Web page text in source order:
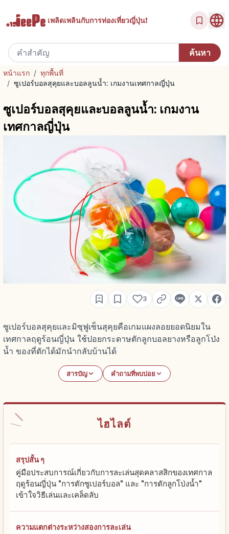
เพลิดเพลินกับการท่องเที่ยวญี่ปุ่น!
หน้าแรก / ทุกพื้นที่
/ ซูเปอร์บอลสุคุยและบอลลูนน้ำ: เกมงานเทศกาลญี่ปุ่น
ซูเปอร์บอลสุคุยและบอลลูนน้ำ: เกมงาน
เทศกาลญี่ปุ่น
3
ซูเปอร์บอลสุคุยและมิซุฟูเซ็นสุคุยคือเกมแผงลอยยอดนิยมใน
เทศกาลฤดูร้อนญี่ปุ่น ใช้ปอยกระดาษตักลูกบอลยางหรือลูกโป่ง
น้ำ ของที่ตักได้มักนำกลับบ้านได้
สารบัญ คำถามที่พบบ่อย
ไฮไลต์
สรุปสั้น ๆ
คู่มือประสบการณ์เกี่ยวกับการละเล่นสุดคลาสสิกของเทศกาล
ฤดูร้อนญี่ปุ่น "การตักซูเปอร์บอล" และ "การตักลูกโป่งน้ำ"
เข้าใจวิธีเล่นและเคล็ดลับ
ความแตกต่างระหว่างสองการละเล่น